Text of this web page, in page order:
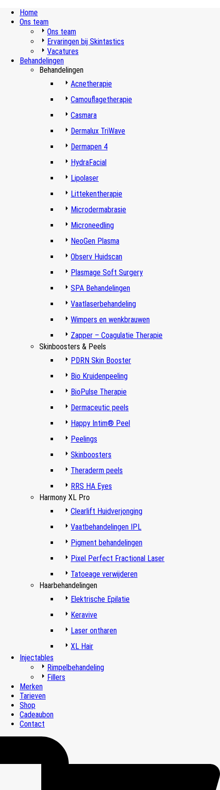
Home
Ons team
Ons team
Ervaringen bij Skintastics
Vacatures
Behandelingen
Behandelingen
Acnetherapie
Camouflagetherapie
Casmara
Dermalux TriWave
Dermapen 4
HydraFacial
Lipolaser
Littekentherapie
Microdermabrasie
Microneedling
NeoGen Plasma
Observ Huidscan
Plasmage Soft Surgery
SPA Behandelingen
Vaatlaserbehandeling
Wimpers en wenkbrauwen
Zapper – Coagulatie Therapie
Skinboosters & Peels
PDRN Skin Booster
Bio Kruidenpeeling
BioPulse Therapie
Dermaceutic peels
Happy Intim® Peel
Peelings
Skinboosters
Theraderm peels
RRS HA Eyes
Harmony XL Pro
Clearlift Huidverjonging
Vaatbehandelingen IPL
Pigment behandelingen
Pixel Perfect Fractional Laser
Tatoeage verwijderen
Haarbehandelingen
Elektrische Epilatie
Keravive
Laser ontharen
XL Hair
Injectables
Rimpelbehandeling
Fillers
Merken
Tarieven
Shop
Cadeaubon
Contact